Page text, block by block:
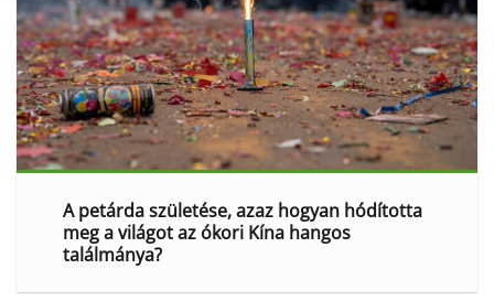
A petárda születése, azaz hogyan hódította
meg a világot az ókori Kína hangos
találmánya?